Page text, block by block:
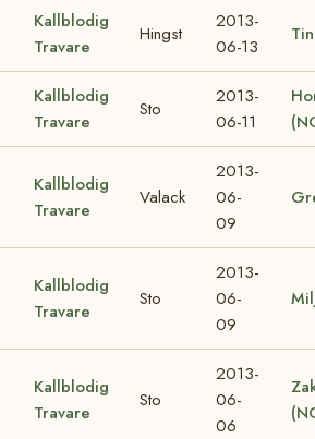
Kallblodig
Travare
Hingst
2013-
06-13
Kallblodig
Travare
Sto
2013-
06-11
Kallblodig
Travare
Valack
2013-
06-
09
Kallblodig
Travare
Sto
2013-
06-
09
Kallblodig
Travare
Sto
2013-
06-
06